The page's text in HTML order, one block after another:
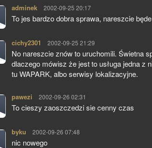
adminek pisze:
2002-09-25 20:17
To jes bardzo dobra sprawa, nareszcie
cichy2301 pisze:
2002-09-25 21:29
No nareszcie znów to uruchomili. Świetna
dlaczego mówisz że jest to usługa jedna z
tu WAPARK, albo serwisy lokalizacyjne.
pawezi pisze:
2002-09-26 02:31
To cieszy zaoszczedzi sie cenny czas
byku pisze:
2002-09-26 07:48
nic nowego